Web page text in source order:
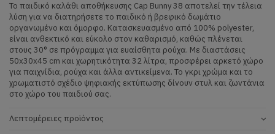
Το παιδικό καλάθι αποθήκευσης Cap Bunny 38 αποτελεί την τέλεια
λύση για να διατηρήσετε το παιδικό ή βρεφικό δωμάτιο
οργανωμένο και όμορφο. Κατασκευασμένο από 100% polyester,
είναι ανθεκτικό και εύκολο στον καθαρισμό, καθώς πλένεται
στους 30° σε πρόγραμμα για ευαίσθητα ρούχα. Με διαστάσεις
50x30x45 cm και χωρητικότητα 32 λίτρα, προσφέρει αρκετό χώρο
για παιχνίδια, ρούχα και άλλα αντικείμενα. Το γκρι χρώμα και το
χρωματιστό σχέδιο ψηφιακής εκτύπωσης δίνουν στυλ και ζωντάνια
στο χώρο του παιδιού σας.
Λεπτομέρειες προϊόντος